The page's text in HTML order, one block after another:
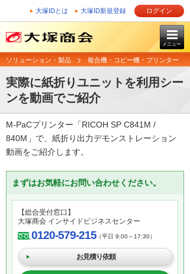
大塚IDとは 大塚ID新規登録 ログイン
メニュー
ソリューション・製品 複合機・コピー機・プリンター
実際に紙折りユニットを利用シー
ンを動画でご紹介
M-PaCプリンター「RICOH SP C841M /
840M」で、紙折り出力デモンストレーション
動画をご紹介します。
まずはお気軽にお問い合わせください。
【総合受付窓口】
大塚商会 インサイドビジネスセンター
0120-579-215（平日 9:00～17:30）
お見積り依頼